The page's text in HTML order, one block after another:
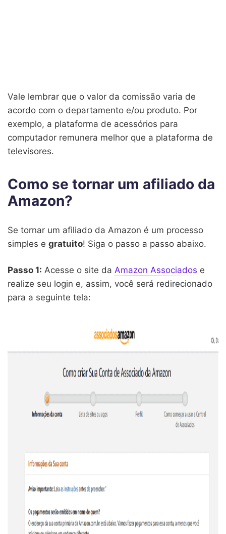
Vale lembrar que o valor da comissão varia de
acordo com o departamento e/ou produto. Por
exemplo, a plataforma de acessórios para
computador remunera melhor que a plataforma de
televisores.
Como se tornar um afiliado da
Amazon?
Se tornar um afiliado da Amazon é um processo
simples e gratuito! Siga o passo a passo abaixo.
Passo 1: Acesse o site da Amazon Associados e
realize seu login e, assim, você será redirecionado
para a seguinte tela: